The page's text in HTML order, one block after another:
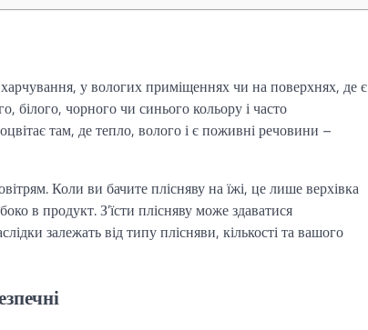
у вологих приміщеннях чи на поверхнях, де є
білого, чорного чи синього кольору і часто
там, де тепло, волого і є поживні речовини –
Коли ви бачите плісняву на їжі, це лише верхівка
в продукт. З’їсти плісняву може здаватися
залежать від типу плісняви, кількості та вашого